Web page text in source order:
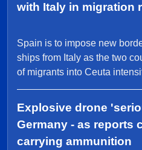
with Italy in migration
Spain is to impose new
ships from Italy as the two
of migrants into Ceuta
Explosive drone
Germany - as reports
carrying ammunition